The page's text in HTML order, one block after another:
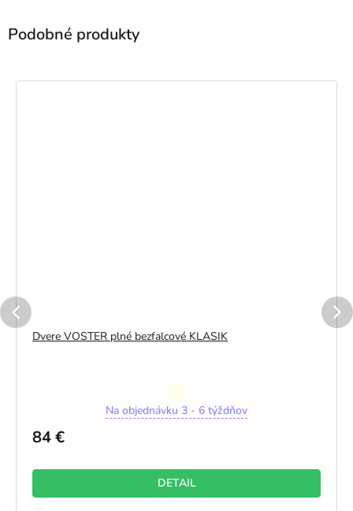
Dvere VOSTER plné bezfalcové KLASIK
hodnotenie
z
5
hviezdičiek.
Na objednávku 3 - 6 týždňov
84 €
DETAIL